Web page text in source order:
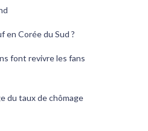
en Corée du Sud ?
font revivre les fans
du taux de chômage